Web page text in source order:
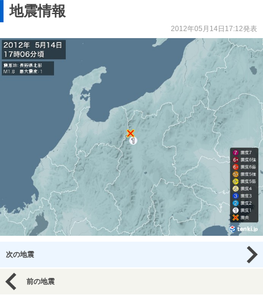
地震情報
2012年05月14日17:12発表
次の地震
前の地震